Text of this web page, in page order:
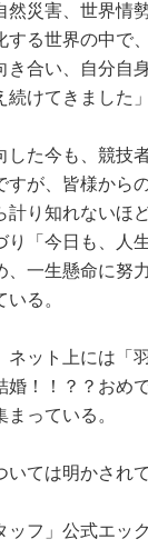
然災害、世界情
する世界の中で
合い、自分自
けてきました
た今も、競技
すが、皆様から
計り知れないほ
り「今日も、人
、一生懸命に努
る。
ット上には「
婚！！？？おめ
っている。
ては明かされて
フ」公式エッ